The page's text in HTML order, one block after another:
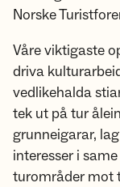
Norske
Våre viktigaste
driva
vedlikehalda
tek ut på tur
grunneigarar,
interesser i
turområder mot